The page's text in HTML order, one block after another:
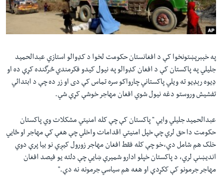
دلته
مخکې
لټون
واوړئ
اداریه
Learning English
FOLLOW US
په خېبرپښتونخوا کې د افغانستان حکومت لخوا د کډوالو استازي عبدالحميد
جليلي په پاکستان کې د افغان کډوالو په نیول کیدو فکرمندي څرگنده کړې ده او
ډيوه رېډيو ته ويلي پاکستاني چارواکو سره تماس کې دی او زر ده چې د ابتدائي
تفشيش وروستو دغه نيول شوي افغان مهاجر خوشې کړې شي.
عبدالحمید جليلي وايي " پاکستان کې چې کله امنيتي مشکلات وي پاکستان
حکومت دا حق لري چې خپل امنيتي اقدامات واخلي چې هغې کې مهاجر او ځايي
خلک هم شامل دي،خو چې کله فقط افغان مهاجر زورول کيږي نو بيا پرې دوي
انديښنې لري، د پاکستان خپلو ادارو شميرې ښايي چې دلته يو فيصد افغان
مهاجر جرمونو کې ککړدې او هغه هم سياسي جرمونه نه دې."